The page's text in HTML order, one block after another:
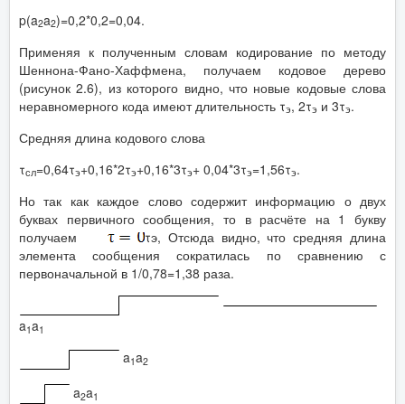
p(a2a2)=0,2*0,2=0,04.
Применяя к полученным словам кодирование по методу
Шеннона-Фано-Хаффмена, получаем кодовое дерево
(рисунок 2.6), из которого видно, что новые кодовые слова
неравномерного кода имеют длительность τэ, 2τэ и 3τэ.
Средняя длина кодового слова
τсл=0,64τэ+0,16*2τэ+0,16*3τэ+ 0,04*3τэ=1,56τэ.
Но так как каждое слово содержит информацию о двух
буквах первичного сообщения, то в расчёте на 1 букву
получаем
τэ, Отсюда видно, что средняя длина
элемента сообщения сократилась по сравнению с
первоначальной в 1/0,78=1,38 раза.
a1a1
a1a2
a2a1